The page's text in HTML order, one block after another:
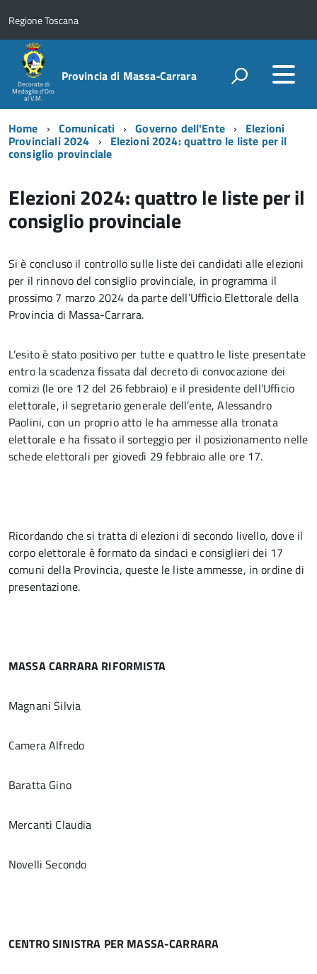
Regione Toscana
Decorata di
Medaglia d'Oro
al V.M.
Provincia di Massa‑Carrara
Home Comunicati Governo dell'Ente Elezioni
Provinciali 2024 Elezioni 2024: quattro le liste per il
consiglio provinciale
Elezioni 2024: quattro le liste per il
consiglio provinciale
Si è concluso il controllo sulle liste dei candidati alle elezioni
per il rinnovo del consiglio provinciale, in programma il
prossimo 7 marzo 2024 da parte dell’Ufficio Elettorale della
Provincia di Massa-Carrara.
L’esito è stato positivo per tutte e quattro le liste presentate
entro la scadenza fissata dal decreto di convocazione dei
comizi (le ore 12 del 26 febbraio) e il presidente dell’Ufficio
elettorale, il segretario generale dell’ente, Alessandro
Paolini, con un proprio atto le ha ammesse alla tronata
elettorale e ha fissato il sorteggio per il posizionamento nelle
schede elettorali per giovedì 29 febbraio alle ore 17.
Ricordando che si tratta di elezioni di secondo livello, dove il
corpo elettorale è formato da sindaci e consiglieri dei 17
comuni della Provincia, queste le liste ammesse, in ordine di
presentazione.
MASSA CARRARA RIFORMISTA
Magnani Silvia
Camera Alfredo
Baratta Gino
Mercanti Claudia
Novelli Secondo
CENTRO SINISTRA PER MASSA-CARRARA